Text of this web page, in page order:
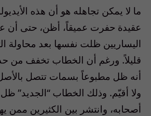
ما لا يمكن تجاهله هو أن هذه
عقيدة حفرت عميقاً، أظن، حتى أن
اليساريين ظلت نفسها بعد محاولة
قليلاً. ورغم أن الخطاب تخفف من
أنه ظل مطبوعاً بسمات تتصل
ولا أقيّم. وذلك الخطاب “الجديد”
أصحابه، وانتشر بين الكثيرين ممن